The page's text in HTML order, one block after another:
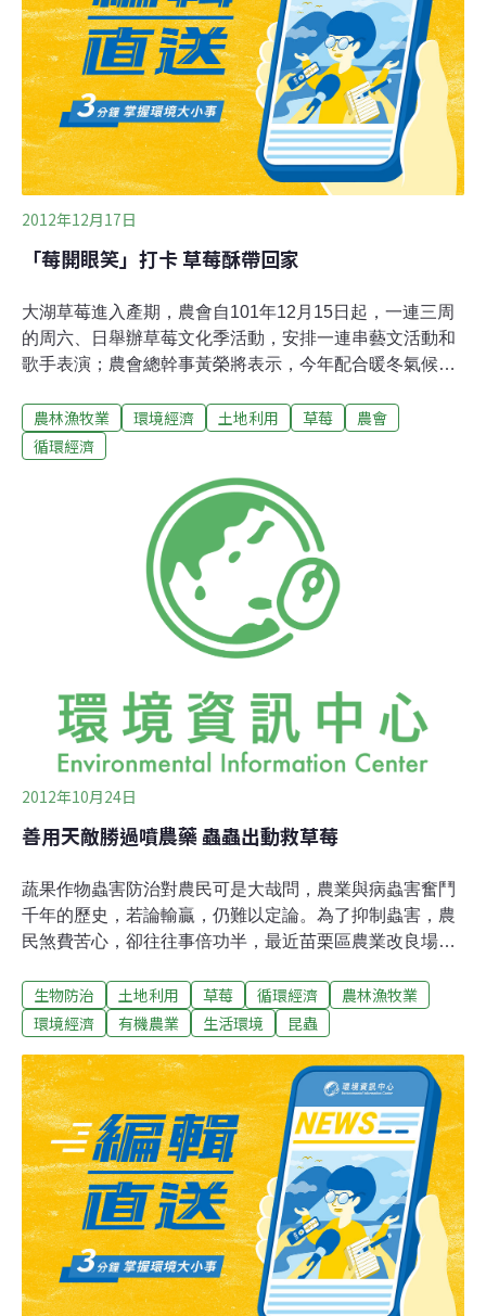
出口國，草莓產業價值估計4億歐元。英國、法國和德國
等其他歐洲國家的超市貨架上，90％的草莓來自環繞多納
納地區的韋爾瓦省和塞維利亞省。然而這項產業對該地區
的水資源產生極大壓力，並造成污染，例如農業用隔板和
流入水源的農藥。西班牙政府必須想辦法調節
2012年12月17日
「莓開眼笑」打卡 草莓酥帶回家
大湖草莓進入產期，農會自101年12月15日起，一連三周
的周六、日舉辦草莓文化季活動，安排一連串藝文活動和
歌手表演；農會總幹事黃榮將表示，今年配合暖冬氣候，
起到明年三月底都開放採果。滿十周歲的大湖酒莊，結合
草莓文化季活動，推出「才藝打工」，30歲以下的青年，
元素，經過評選後即可上台演出30分鐘，並獲八千元獎
金，即日起報名至19日止，邀請全省青年「玩草莓」打
工。「莓開眼笑感謝季」系列活動自15日起，一連每個周
休六日在大湖酒莊內都有相關活動，只要在指定地點「打
卡」，就可獲得人氣商品「草莓酥」。農會表示，今年主
打新鮮草莓做內餡的草莓酥，因應陸客參訪團人數逐年倍
增，101年度就有超過一千五百人參觀酒莊，希望未來除
農林漁牧業 環境經濟 土地利用 草莓
農會
循環經濟
2012年10月24日
善用天敵勝過噴農藥 蟲蟲出動救草莓
蔬果作物蟲害防治對農民可是大哉問，農業與病蟲害奮鬥
千年的歷史，若論輸贏，仍難以定論。為了抑制蟲害，農
民煞費苦心，卻往往事倍功半，最近苗栗區農業改良場就
蟲」的生物防治，不但保護農民收成、減少用藥，更讓身
體和環境都健康！大湖草苺咬一口時序即將進入草苺收成
危害，使用大量農藥，今年，苗栗農業改良場與農民合
作，在草苺田進行草蛉釋放，用以對抗頑強的二點葉蟎，
洗刷草苺用藥過重的傳言。剛孵化的幼蟲，正需飽食一
餐，只見田間草蛉幼蟲為了生存努力攝食，清掉草苺植株
上的葉蟎。苗栗區農藥改良場生物防治分場長黃勝泉表
示，去年二點葉蟎侵害使得草苺歉收，農民雖以藥物防
治，無奈仍不敵葉蟎的抗藥性，原本可以採收到4月的草
苺，2月就棄守了。農民束手無策之下，回想過去曾有草
蛉釋放的經驗，於是回來找苗栗場協助。早於1990年代，
生物防治 土地利用 草莓 循環經濟
農林漁牧業
環境經濟
有機農業 生活環境 昆蟲